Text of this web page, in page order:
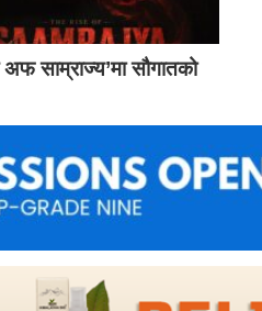
अफ साम्राज्य’मा सौगातको